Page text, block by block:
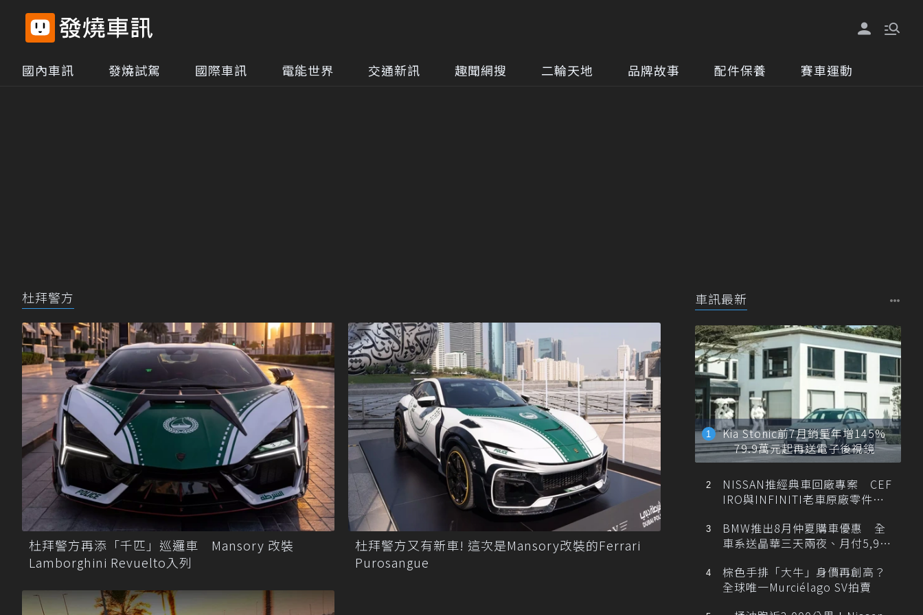
國內車訊 發燒試駕 國際車訊 電能世界 交通新訊 趣聞網搜 二輪天地 品牌故事 配件保養 賽車運動
杜拜警方
杜拜警方再添「千匹」巡邏車 Mansory 改裝
Lamborghini Revuelto入列
杜拜警方又有新車! 這次是Mansory改裝的Ferrari
Purosangue
車訊最新
Kia Stonic前7月銷量年增145%
79.9萬元起再送電子後視鏡
NISSAN推經典車回廠專案 CEF
IRO與INFINITI老車原廠零件最
BMW推出8月仲夏購車優惠 全
車系送晶華三天兩夜、月付5,900
棕色手排「大牛」身價再創高？
全球唯一Murciélago SV拍賣